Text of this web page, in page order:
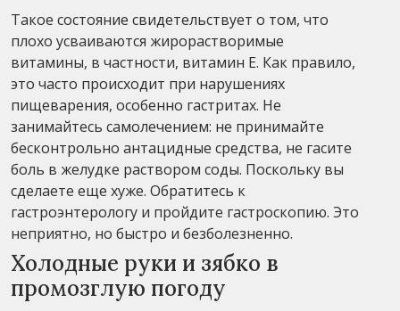
Такое состояние свидетельствует о том, что
плохо усваиваются жирорастворимые
витамины, в частности, витамин Е. Как правило,
это часто происходит при нарушениях
пищеварения, особенно гастритах. Не
занимайтесь самолечением: не принимайте
бесконтрольно антацидные средства, не гасите
боль в желудке раствором соды. Поскольку вы
сделаете еще хуже. Обратитесь к
гастроэнтерологу и пройдите гастроскопию. Это
неприятно, но быстро и безболезненно.
Холодные руки и зябко в
промозглую погоду